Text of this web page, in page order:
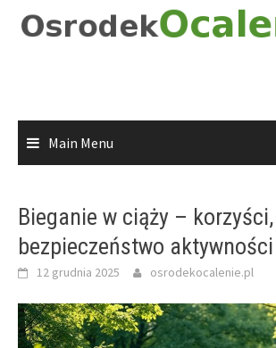
Main Menu
Bieganie w ciąży –
bezpieczeństwo aktywności
12 grudnia 2025 osrodekocalenie.pl